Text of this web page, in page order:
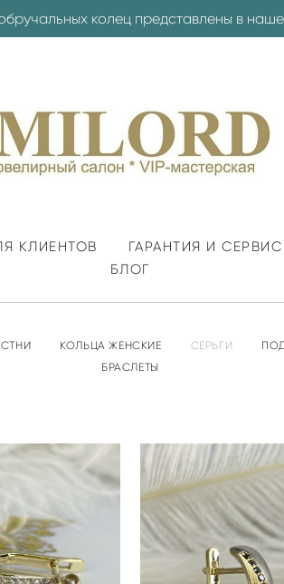
колец представлены в
КЛИЕНТОВ ГАРАНТИЯ И СЕРВИС
БЛОГ
КОЛЬЦА ЖЕНСКИЕ СЕРЬГИ
БРАСЛЕТЫ
МК2100076 СЕРЬГИ